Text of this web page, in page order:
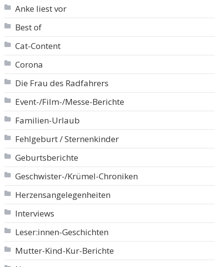
Anke liest vor
Best of
Cat-Content
Corona
Die Frau des Radfahrers
Event-/Film-/Messe-Berichte
Familien-Urlaub
Fehlgeburt / Sternenkinder
Geburtsberichte
Geschwister-/Krümel-Chroniken
Herzensangelegenheiten
Interviews
Leser:innen-Geschichten
Mutter-Kind-Kur-Berichte